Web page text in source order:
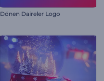
Dönen Daireler Logo